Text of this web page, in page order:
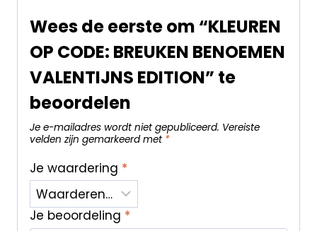
Wees de eerste om “KLEUREN
OP CODE: BREUKEN BENOEMEN
VALENTIJNS EDITION” te
beoordelen
Je e-mailadres wordt niet gepubliceerd. Vereiste
velden zijn gemarkeerd met *
Je waardering *
Je beoordeling *